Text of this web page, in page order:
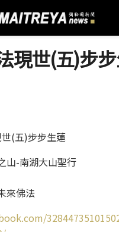
現世(五)步
(五)步步生蓮
山-南湖大山聖行
來佛法